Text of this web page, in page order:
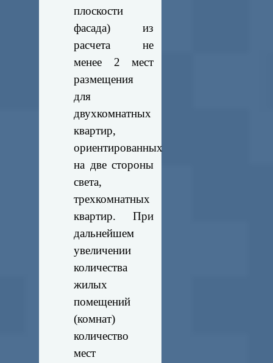
плоскости
фасада) из
расчета не
менее 2 мест
размещения
для
двухкомнатных
квартир,
ориентированных
на две стороны
света,
трехкомнатных
квартир. При
дальнейшем
увеличении
количества
жилых
помещений
(комнат)
количество
мест